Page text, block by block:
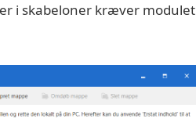
i skabeloner kræver modulet